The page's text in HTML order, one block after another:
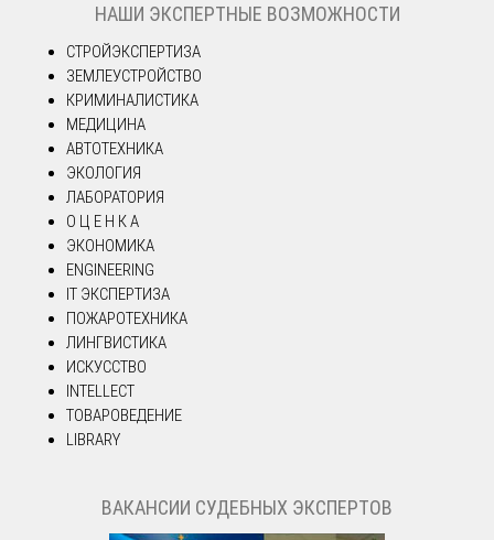
НАШИ ЭКСПЕРТНЫЕ ВОЗМОЖНОСТИ
СТРОЙЭКСПЕРТИЗА
ЗЕМЛЕУСТРОЙСТВО
КРИМИНАЛИСТИКА
МЕДИЦИНА
АВТОТЕХНИКА
ЭКОЛОГИЯ
ЛАБОРАТОРИЯ
О Ц Е Н К А
ЭКОНОМИКА
ENGINEERING
IT ЭКСПЕРТИЗА
ПОЖАРОТЕХНИКА
ЛИНГВИСТИКА
ИСКУССТВО
INTELLECT
ТОВАРОВЕДЕНИЕ
LIBRARY
ВАКАНСИИ СУДЕБНЫХ ЭКСПЕРТОВ